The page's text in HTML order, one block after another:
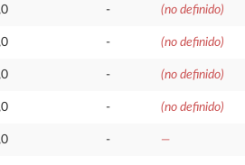
- (no definido)
- (no definido)
- (no definido)
- (no definido)
- —